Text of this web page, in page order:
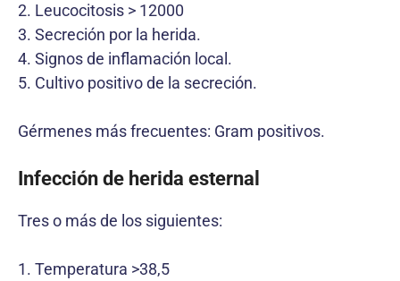
2. Leucocitosis > 12000
3. Secreción por la herida.
4. Signos de inflamación local.
5. Cultivo positivo de la secreción.
Gérmenes más frecuentes: Gram positivos.
Infección de herida esternal
Tres o más de los siguientes:
1. Temperatura >38,5